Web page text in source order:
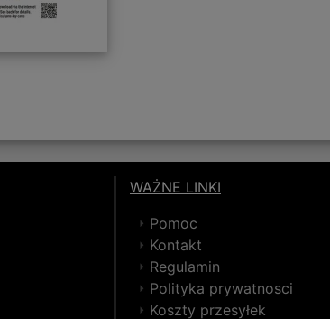
WAŻNE LINKI
Pomoc
Kontakt
Regulamin
Polityka prywatnosci
Koszty przesyłek